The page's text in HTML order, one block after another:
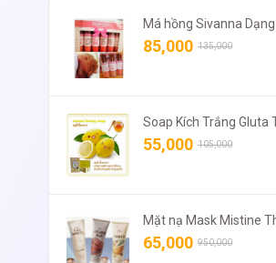
Má hồng Sivanna
85,000 135,000
Soap Kích Trắng Gluta
55,000 105,000
Mặt nạ Mask Mistine
65,000 950,000